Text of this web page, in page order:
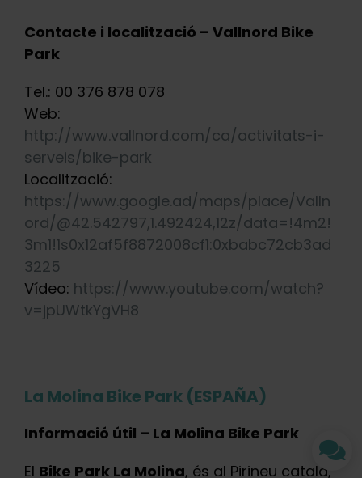
Contacte i localització – Vallnord Bike
Park
Tel.: 00 376 878 078
Web:
http://www.vallnord.com/ca/activitats-i-
serveis/bike-park
Localització:
https://www.google.ad/maps/place/Valln
ord/@42.542797,1.492424,12z/data=!4m2!
3m1!1s0x12af5f8872008cf1:0xbabc72cb3ad
3225
Vídeo: https://www.youtube.com/watch?
v=jpUWtkYgVH8
La Molina Bike Park (ESPAÑA)
Informació útil – La Molina Bike Park
El Bike Park La Molina, és al Pirineu català,